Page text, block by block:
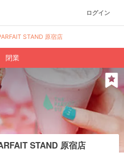
ログイン
STAND 原宿店
閉業
STAND 原宿店